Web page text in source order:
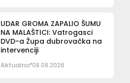
UDAR GROMA ZAPALIO ŠUMU
NA MALAŠTICI: Vatrogasci
DVD-a Župa dubrovačka na
intervenciji
Aktualno 08.08.2026